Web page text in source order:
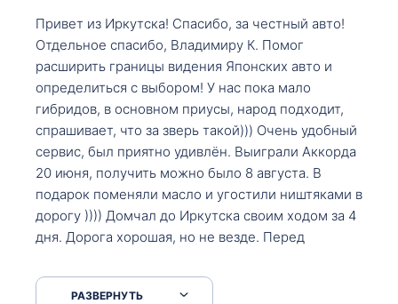
Привет из Иркутска! Спасибо, за честный авто!
Отдельное спасибо, Владимиру К. Помог
расширить границы видения Японских авто и
определиться с выбором! У нас пока мало
гибридов, в основном приусы, народ подходит,
спрашивает, что за зверь такой))) Очень удобный
сервис, был приятно удивлён. Выиграли Аккорда
20 июня, получить можно было 8 августа. В
подарок поменяли масло и угостили ништяками в
дорогу )))) Домчал до Иркутска своим ходом за 4
дня. Дорога хорошая, но не везде. Перед
серпантинах по пути следования.
РАЗВЕРНУТЬ